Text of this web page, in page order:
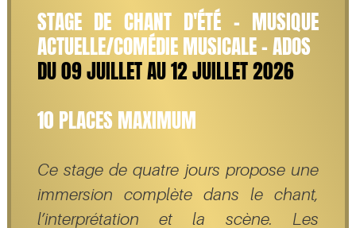
STAGE DE CHANT D'ÉTÉ - MUSIQUE
ACTUELLE/COMÉDIE MUSICALE - ADOS
DU 09 JUILLET AU 12 JUILLET 2026
10 PLACES MAXIMUM
Ce stage de quatre jours propose une
immersion complète dans le chant,
l’interprétation et la scène. Les